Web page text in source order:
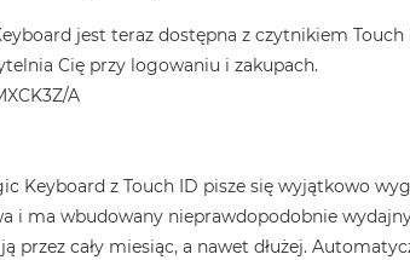
jest teraz dostępna z czytnikiem Touch
Cię przy logowaniu i zakupach.
A
Keyboard z Touch ID pisze się wyjątkowo
i ma wbudowany nieprawdopodobnie
przez cały miesiąc, a nawet dłużej.